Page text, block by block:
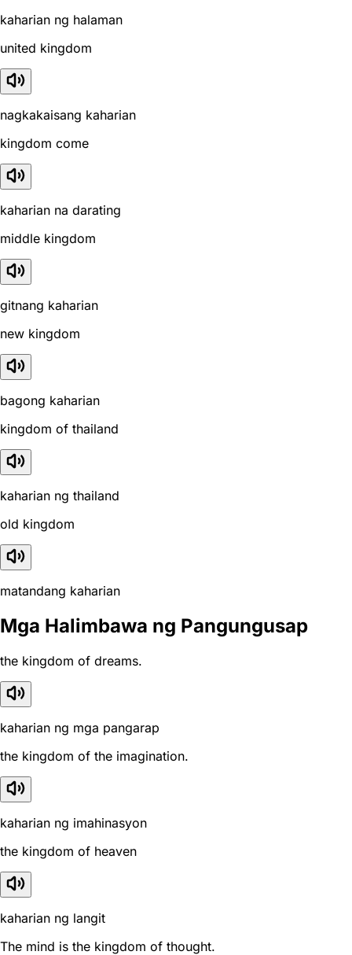
kaharian ng halaman
united kingdom
nagkakaisang kaharian
kingdom come
kaharian na darating
middle kingdom
gitnang kaharian
new kingdom
bagong kaharian
kingdom of thailand
kaharian ng thailand
old kingdom
matandang kaharian
Mga Halimbawa ng Pangungusap
the kingdom of dreams.
kaharian ng mga pangarap
the kingdom of the imagination.
kaharian ng imahinasyon
the kingdom of heaven
kaharian ng langit
The mind is the kingdom of thought.